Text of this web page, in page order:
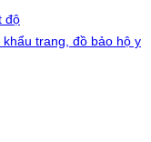
độ
trang, đồ bảo hộ y